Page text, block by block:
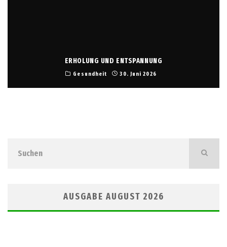
ERHOLUNG UND ENTSPANNUNG
Gesundheit 30. Juni 2026
AUSGABE AUGUST 2026